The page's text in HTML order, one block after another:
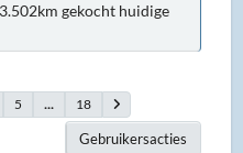
gekocht huidige
5 ... 18
Gebruikersacties